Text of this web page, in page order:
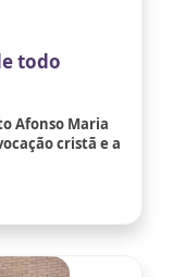
todo
Afonso Maria
cristã e a